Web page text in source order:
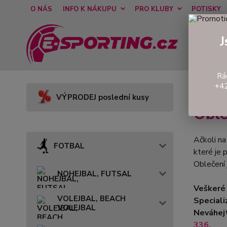
O NÁS INFO K NÁKUPU PRO KLUBY POTISKY
VÝPRODEJ poslední kusy
FOTBAL
NOHEJBAL, FUTSAL
VOLEJBAL, BEACH
VOLEJBAL
Ačkoli
které je
Oblečení